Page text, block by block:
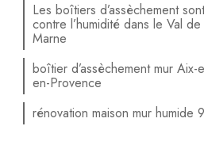
Les boîtiers d’assèchement
contre l’humidité dans le Val
Marne
boîtier d’assèchement mur
en-Provence
rénovation maison mur humide